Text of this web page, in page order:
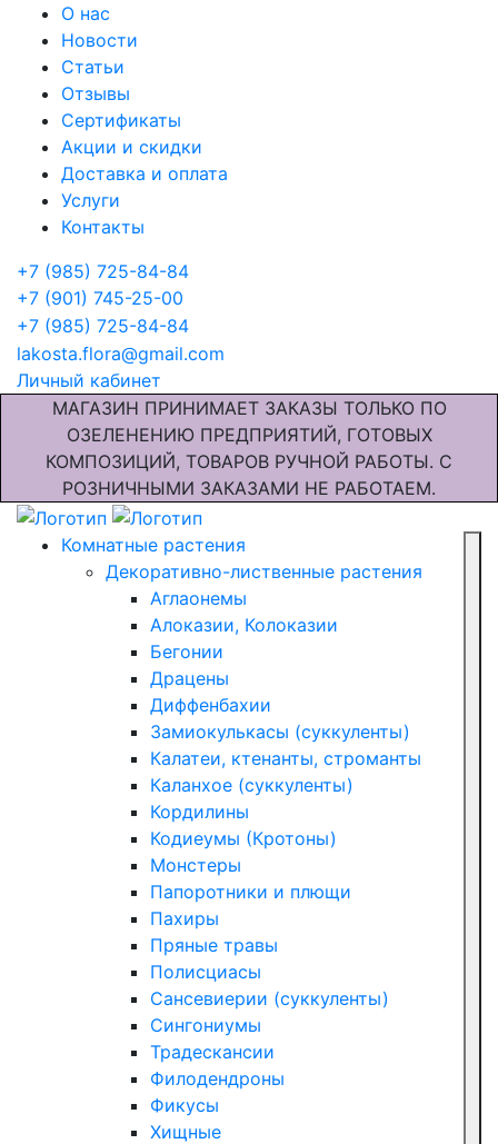
О нас
Новости
Статьи
Отзывы
Сертификаты
Акции и скидки
Доставка и оплата
Услуги
Контакты
+7 (985) 725-84-84
+7 (901) 745-25-00
+7 (985) 725-84-84
lakosta.flora@gmail.com
Личный кабинет
МАГАЗИН ПРИНИМАЕТ ЗАКАЗЫ ТОЛЬКО ПО
ОЗЕЛЕНЕНИЮ ПРЕДПРИЯТИЙ, ГОТОВЫХ
КОМПОЗИЦИЙ, ТОВАРОВ РУЧНОЙ РАБОТЫ. С
РОЗНИЧНЫМИ ЗАКАЗАМИ НЕ РАБОТАЕМ.
Комнатные растения
Декоративно-лиственные растения
Аглаонемы
Алоказии, Колоказии
Бегонии
Драцены
Диффенбахии
Замиокулькасы (суккуленты)
Калатеи, ктенанты, строманты
Каланхое (суккуленты)
Кордилины
Кодиеумы (Кротоны)
Монстеры
Папоротники и плющи
Пахиры
Пряные травы
Полисциасы
Сансевиерии (суккуленты)
Сингониумы
Традескансии
Филодендроны
Фикусы
Хищные